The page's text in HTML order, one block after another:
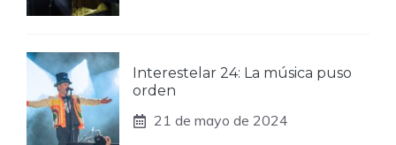
Interestelar 24: La música puso
orden
21 de mayo de 2024